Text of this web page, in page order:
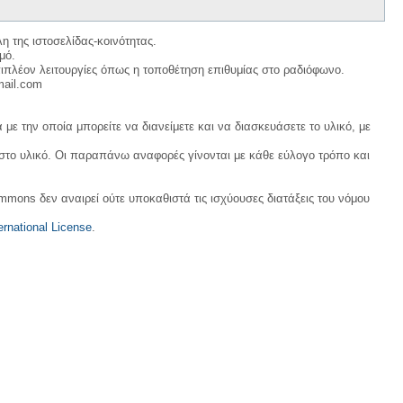
ιστοσελίδας-κοινότητας.
λειτουργίες όπως η τοποθέτηση επιθυμίας στο ραδιόφωνο.
οποία μπορείτε να διανείμετε και να διασκευάσετε το υλικό, με
υλικό. Οι παραπάνω αναφορές γίνονται με κάθε εύλογο τρόπο και
δεν αναιρεί ούτε υποκαθιστά τις ισχύουσες διατάξεις του νόμου
License.